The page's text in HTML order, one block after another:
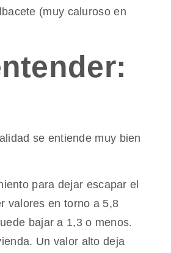
(muy caluroso en
se entiende muy bien
para dejar escapar el
valores en torno a 5,8
bajar a 1,3 o menos.
Un valor alto deja